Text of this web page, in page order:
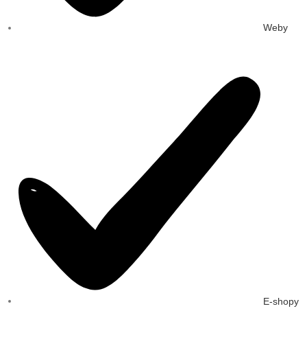
Weby
E-shopy